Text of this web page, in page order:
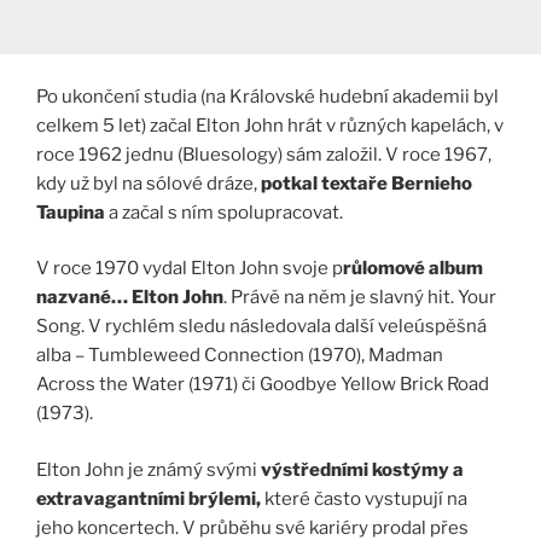
Po ukončení studia (na Královské hudební akademii byl
celkem 5 let) začal Elton John hrát v různých kapelách, v
roce 1962 jednu (Bluesology) sám založil. V roce 1967,
kdy už byl na sólové dráze,potkal textaře Bernieho
Taupina a začal s ním spolupracovat.
V roce 1970 vydal Elton John svoje průlomové album
nazvané… Elton John. Právě na něm je slavný hit. Your
Song. V rychlém sledu následovala další veleúspěšná
alba – Tumbleweed Connection (1970), Madman
Across the Water (1971) či Goodbye Yellow Brick Road
(1973).
Elton John je známý svými výstředními kostýmy a
extravagantními brýlemi, které často vystupují na
jeho koncertech. V průběhu své kariéry prodal přes